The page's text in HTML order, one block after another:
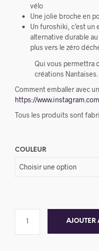
vélo
Une jolie broche en
Un furoshiki, c’est
alternative durable
plus vers le zéro
Qui vous permettra
créations Nantaises.
Comment emballer avec
https://
Tous les produits sont
COULEUR
AJOUTER